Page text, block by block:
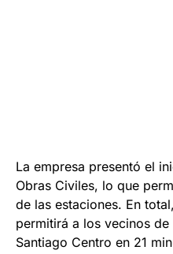
La empresa presentó el
Obras Civiles, lo que
de las estaciones. En
permitirá a los vecinos de
Santiago Centro en 21